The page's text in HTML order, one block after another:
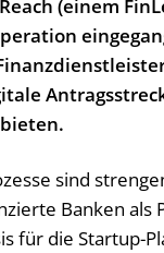
(einem
sind
Banken
für die